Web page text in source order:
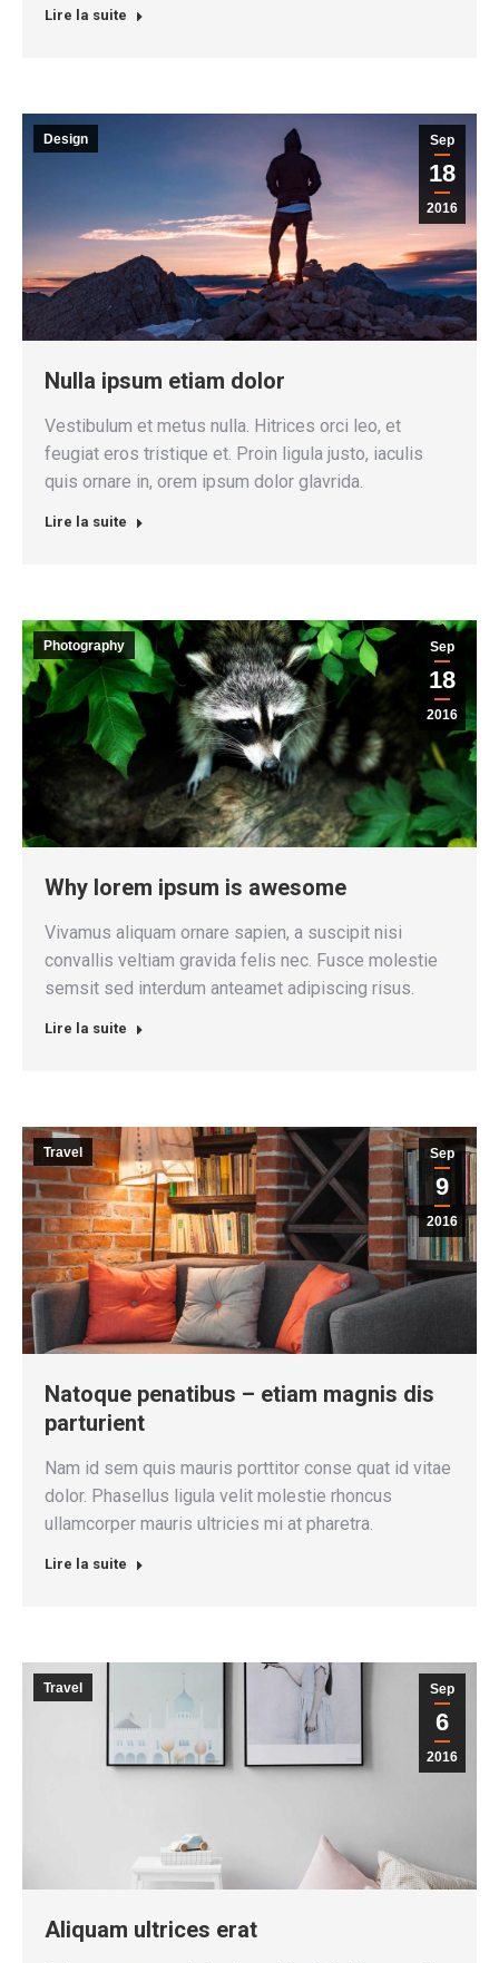
Lire la suite
Sep
18
2016
Design
Nulla ipsum etiam dolor
Vestibulum et metus nulla. Hitrices orci leo, et
feugiat eros tristique et. Proin ligula justo, iaculis
quis ornare in, orem ipsum dolor glavrida.
Lire la suite
Sep
18
2016
Photography
Why lorem ipsum is awesome
Vivamus aliquam ornare sapien, a suscipit nisi
convallis veltiam gravida felis nec. Fusce molestie
semsit sed interdum anteamet adipiscing risus.
Lire la suite
Sep
9
2016
Travel
Natoque penatibus – etiam magnis dis
parturient
Nam id sem quis mauris porttitor conse quat id vitae
dolor. Phasellus ligula velit molestie rhoncus
ullamcorper mauris ultricies mi at pharetra.
Lire la suite
Sep
6
2016
Travel
Aliquam ultrices erat